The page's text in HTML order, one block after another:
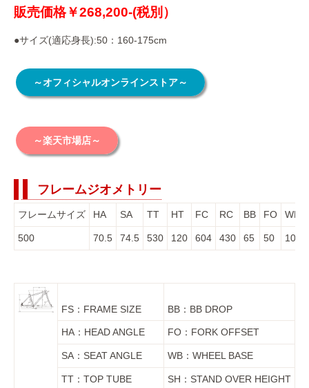
販売価格￥268,200-(税別）
●サイズ(適応身長):50：160-175cm
～オフィシャルオンラインストア～
～楽天市場店～
フレームジオメトリー
フレームサイズ HA SA TT HT FC RC BB FO WB
500 70.5 74.5 530 120 604 430 65 50 1028
FS：FRAME SIZE BB：BB DROP
HA：HEAD ANGLE FO：FORK OFFSET
SA：SEAT ANGLE WB：WHEEL BASE
TT：TOP TUBE SH：STAND OVER HEIGHT